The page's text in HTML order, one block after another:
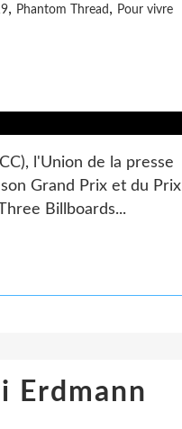
, Phantom Thread , Pour vivre
l'Union de la presse
Grand Prix et du Prix
Billboards...
Erdmann